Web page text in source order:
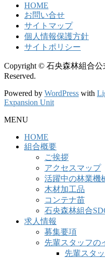
HOME
お問い合せ
サイトマップ
個人情報保護方針
サイトポリシー
Copyright © 石央森林組合
Reserved.
Powered by WordPress with
Expansion Unit
MENU
HOME
組合概要
ご挨拶
アクセスマップ
活躍中の林業機
木材加工品
コンテナ苗
石央森林組合
求人情報
募集要項
先輩スタッフの
先輩スタ